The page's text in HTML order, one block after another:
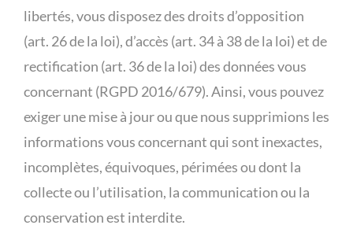
libertés, vous disposez des droits d’opposition
(art. 26 de la loi), d’accès (art. 34 à 38 de la loi) et de
rectification (art. 36 de la loi) des données vous
concernant (RGPD 2016/679). Ainsi, vous pouvez
exiger une mise à jour ou que nous supprimions les
informations vous concernant qui sont inexactes,
incomplètes, équivoques, périmées ou dont la
collecte ou l’utilisation, la communication ou la
conservation est interdite.